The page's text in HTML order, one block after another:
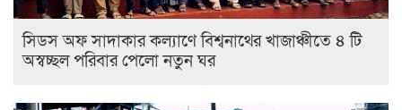
সিডস অফ সাদাকার কল্যাণে বিশ্বনাথের খাজাঞ্চীতে ৪ টি
অস্বচ্ছল পরিবার পেলো নতুন ঘর